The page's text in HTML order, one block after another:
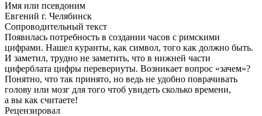
Имя или псевдоним
Евгений г. Челябинск
Сопроводительный текст
Появилась потребность в создании часов с римскими
цифрами. Нашел куранты, как символ, того как должно быть.
И заметил, трудно не заметить, что в нижней части
циферблата цифры перевернуты. Возникает вопрос «зачем»?
Понятно, что так принято, но ведь не удобно поврачивать
голову или мозг для того чтоб увидеть сколько времени,
а вы как считаете!
Рецензировал